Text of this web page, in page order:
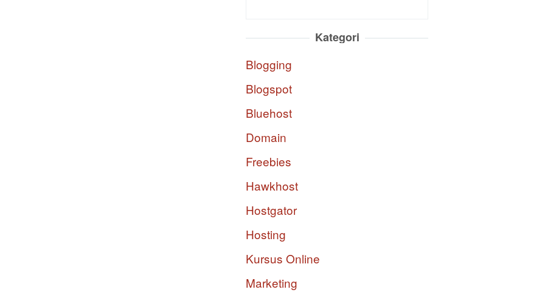
Kategori
Blogging
Blogspot
Bluehost
Domain
Freebies
Hawkhost
Hostgator
Hosting
Kursus Online
Marketing